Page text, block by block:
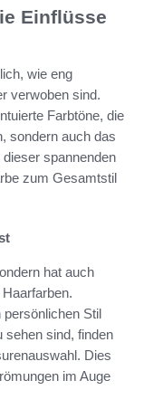
Einflüsse
wie eng
verwoben sind.
Farbtöne, die
sondern auch das
spannenden
zum Gesamtstil
hat auch
persönlichen Stil
sehen sind, finden
Dies
im Auge